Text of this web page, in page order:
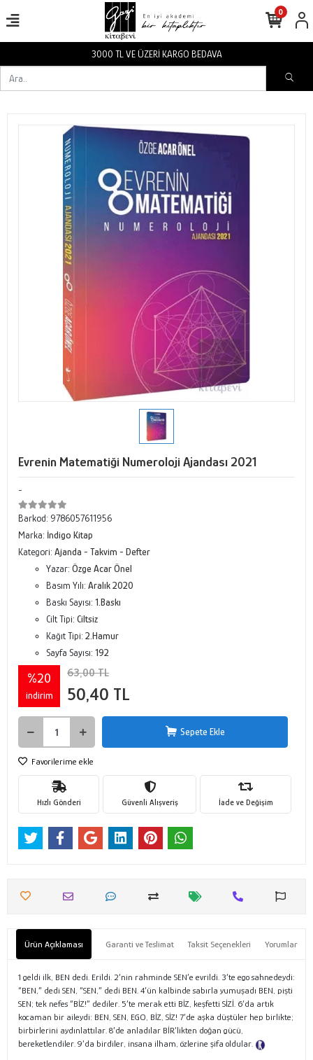
3000 TL VE ÜZERİ KARGO BEDAVA
0
Evrenin Matematiği Numeroloji Ajandası 2021
-
Barkod: 9786057611956
Marka: İndigo Kitap
Kategori: Ajanda - Takvim - Defter
Yazar: Özge Acar Önel
Basım Yılı: Aralık 2020
Baskı Sayısı: 1.Baskı
Cilt Tipi: Ciltsiz
Kağıt Tipi: 2.Hamur
Sayfa Sayısı: 192
%20
indirim
63,00 TL
50,40 TL
Sepete Ekle
Favorilerime ekle
Hızlı Gönderi Güvenli Alışveriş İade ve Değişim
Ürün Açıklaması Garanti ve Teslimat Taksit Seçenekleri Yorumlar
1 geldi ilk, BEN dedi. Erildi. 2’nin rahminde SEN’e evrildi. 3’te ego sahnedeydi:
“BEN,” dedi SEN, “SEN,” dedi BEN. 4’ün kalbinde sabırla yumuşadı BEN, pişti
SEN; tek nefes “BİZ!” dediler. 5’te merak etti BİZ, keşfetti SİZİ. 6’da artık
kocaman bir aileydi: BEN, SEN, EGO, BİZ, SİZ! 7’de aşka düştüler hep birlikte;
birbirlerini aydınlattılar. 8’de anladılar BİR’likten doğan gücü,
bereketlendiler. 9’da birdiler, insana ilham, özlerine şifa oldular.